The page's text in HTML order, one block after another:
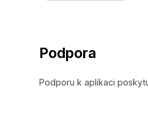
Podpora
Podporu k aplikaci